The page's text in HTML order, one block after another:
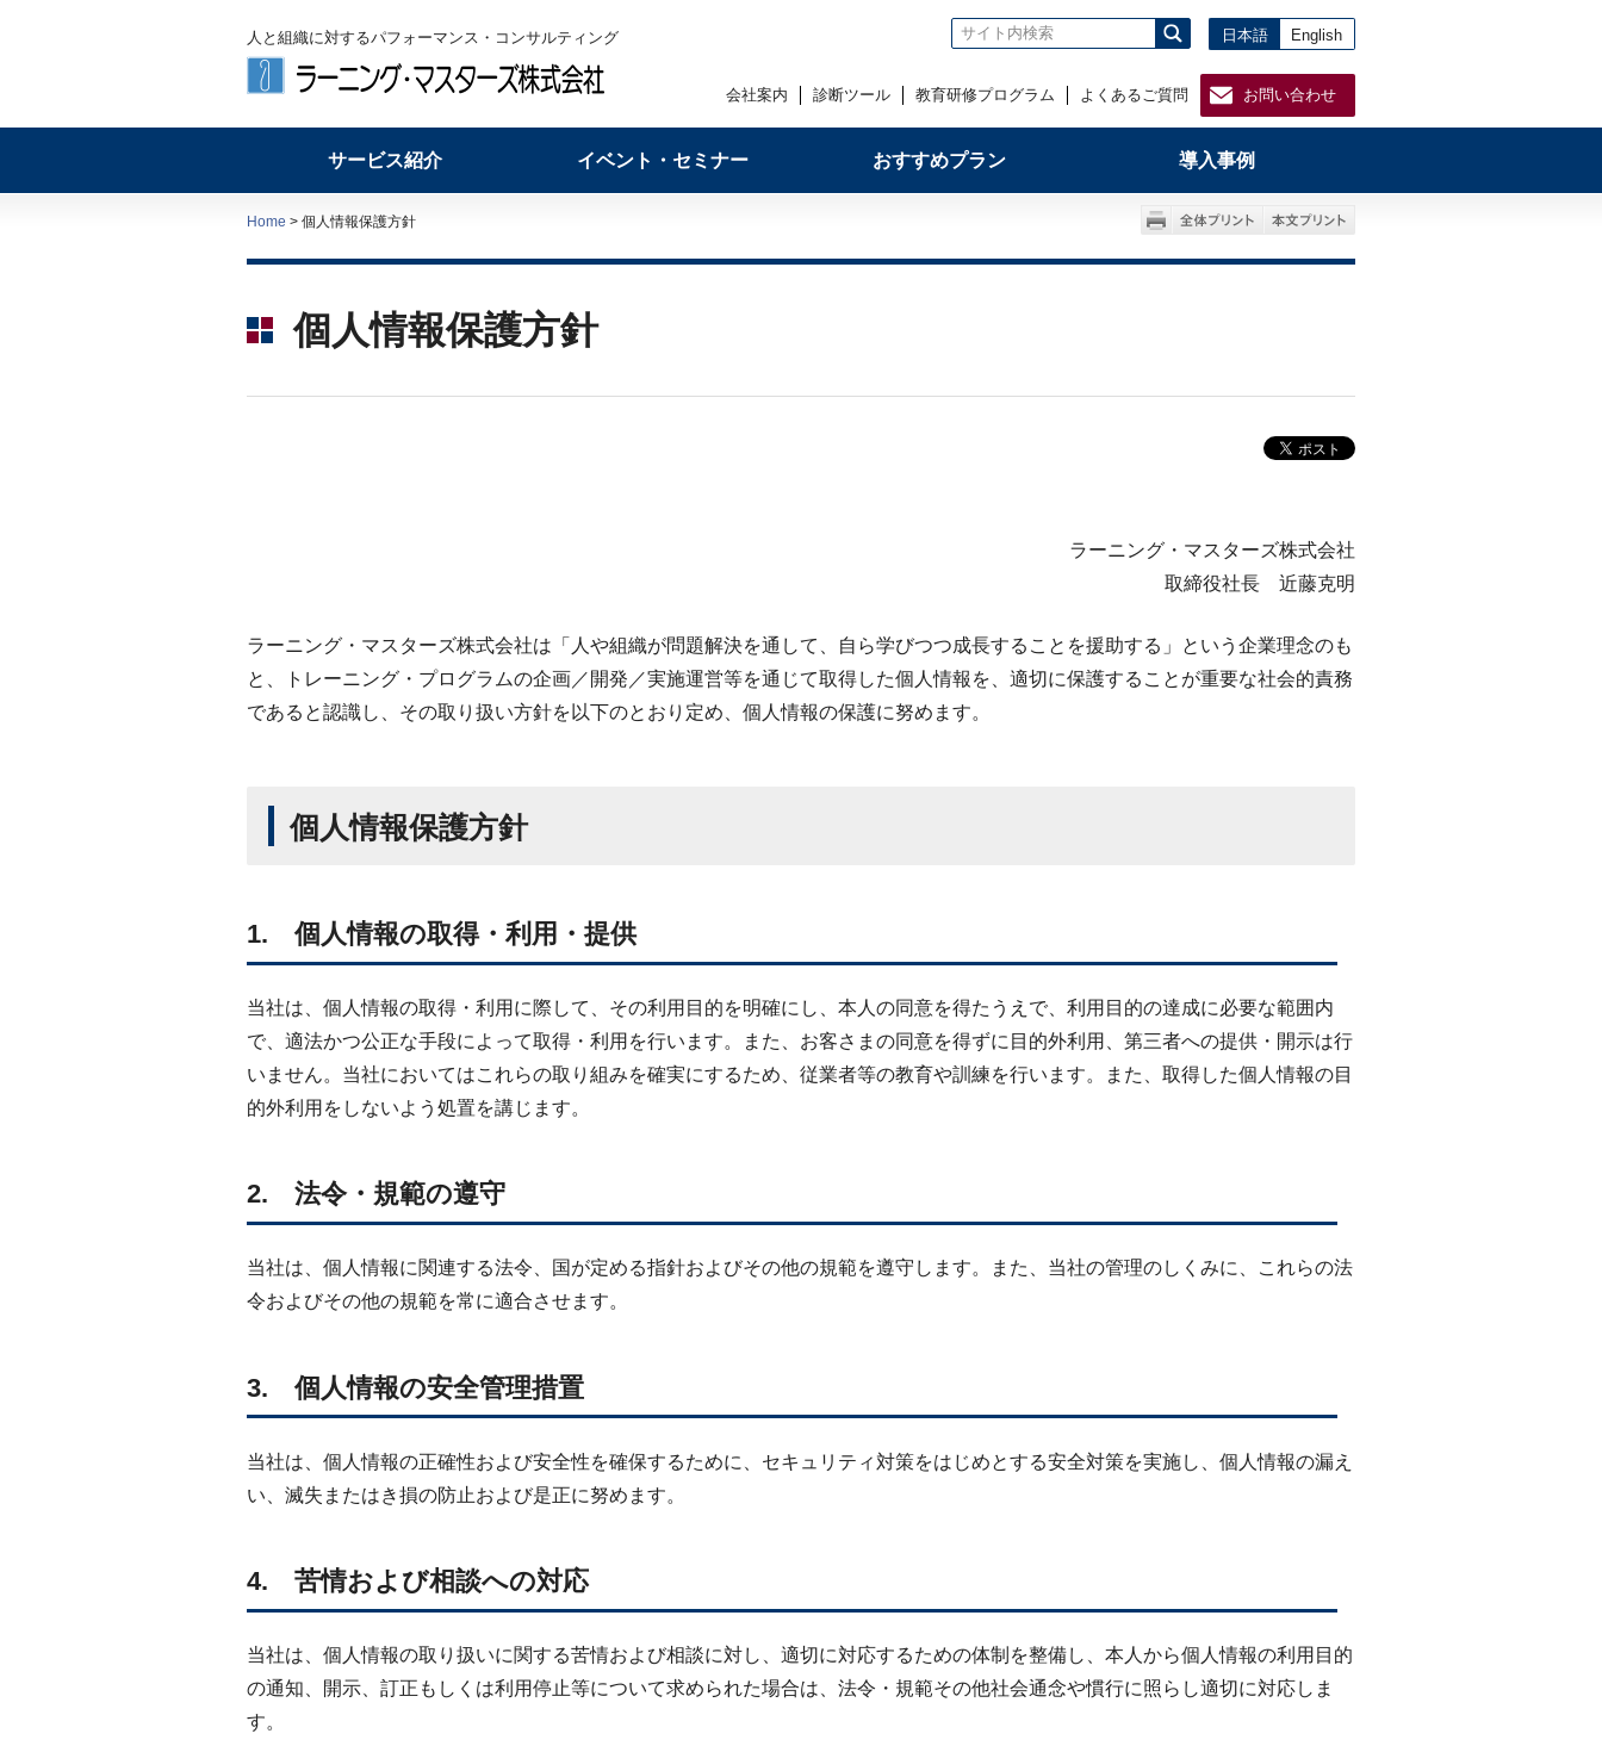
会社案内 診断ツール 教育研修プログラム よくあるご質問 お問い合わせ
人と組織に対するパフォーマンス・コンサルティング 日本語 English
サービス紹介 イベント・セミナー おすすめプラン 導入事例
Home > 個人情報保護方針
個人情報保護方針
ラーニング・マスターズ株式会社
取締役社長 近藤克明
ラーニング・マスターズ株式会社は「人や組織が問題解決を通して、自ら学びつつ成長することを援助する」という企業理念のも
と、トレーニング・プログラムの企画／開発／実施運営等を通じて取得した個人情報を、適切に保護することが重要な社会的責務
であると認識し、その取り扱い方針を以下のとおり定め、個人情報の保護に努めます。
個人情報保護方針
1. 個人情報の取得・利用・提供
当社は、個人情報の取得・利用に際して、その利用目的を明確にし、本人の同意を得たうえで、利用目的の達成に必要な範囲内
で、適法かつ公正な手段によって取得・利用を行います。また、お客さまの同意を得ずに目的外利用、第三者への提供・開示は行
いません。当社においてはこれらの取り組みを確実にするため、従業者等の教育や訓練を行います。また、取得した個人情報の目
的外利用をしないよう処置を講じます。
2. 法令・規範の遵守
当社は、個人情報に関連する法令、国が定める指針およびその他の規範を遵守します。また、当社の管理のしくみに、これらの法
令およびその他の規範を常に適合させます。
3. 個人情報の安全管理措置
当社は、個人情報の正確性および安全性を確保するために、セキュリティ対策をはじめとする安全対策を実施し、個人情報の漏え
い、滅失またはき損の防止および是正に努めます。
4. 苦情および相談への対応
当社は、個人情報の取り扱いに関する苦情および相談に対し、適切に対応するための体制を整備し、本人から個人情報の利用目的
の通知、開示、訂正もしくは利用停止等について求められた場合は、法令・規範その他社会通念や慣行に照らし適切に対応しま
す。